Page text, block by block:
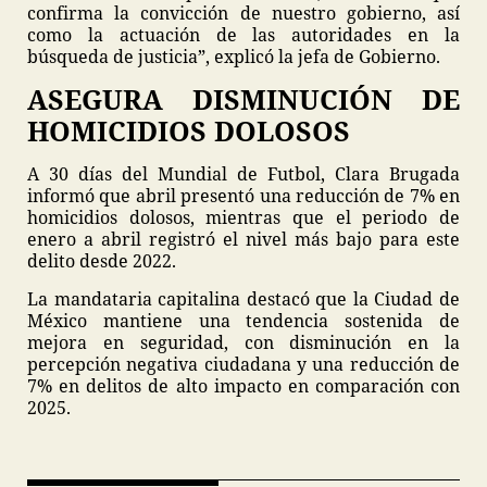
confirma la convicción de nuestro gobierno, así
como la actuación de las autoridades en la
búsqueda de justicia”, explicó la jefa de Gobierno.
ASEGURA DISMINUCIÓN DE
HOMICIDIOS DOLOSOS
A 30 días del Mundial de Futbol, Clara Brugada
informó que abril presentó una reducción de 7% en
homicidios dolosos, mientras que el periodo de
enero a abril registró el nivel más bajo para este
delito desde 2022.
La mandataria capitalina destacó que la Ciudad de
México mantiene una tendencia sostenida de
mejora en seguridad, con disminución en la
percepción negativa ciudadana y una reducción de
7% en delitos de alto impacto en comparación con
2025.